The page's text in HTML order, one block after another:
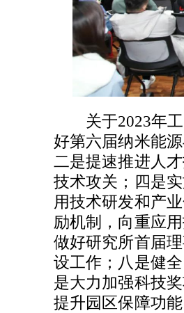
关于2023年工
好第六届纳米能
二是提速推进人
技术攻关；四是
用技术研发和产
励机制，向重应
做好研究所首届
设工作；八是健
是大力加强科技
提升园区保障功